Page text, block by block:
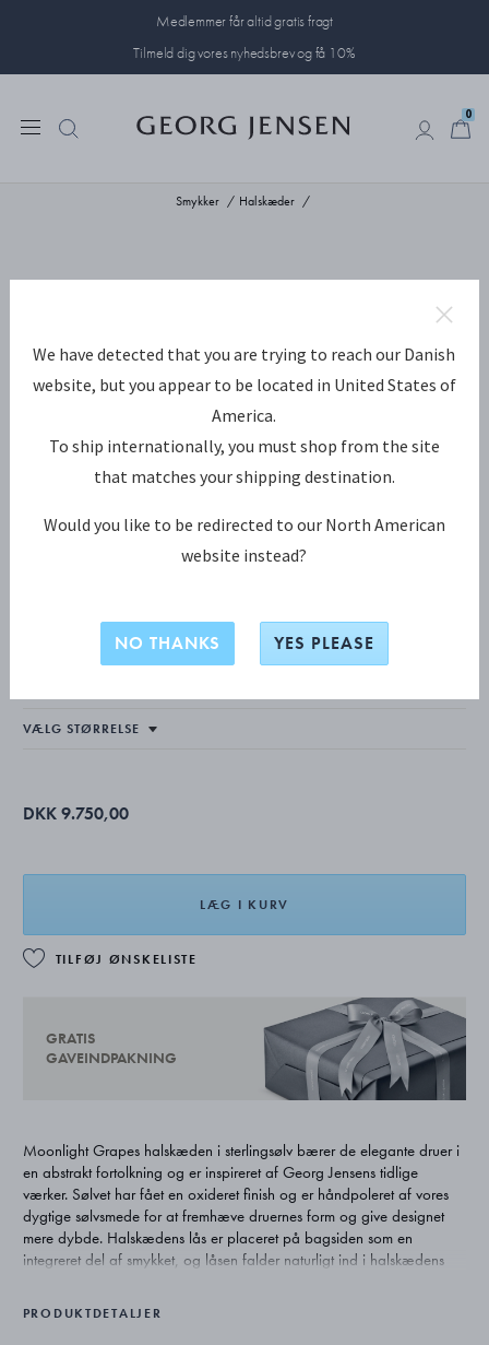
Medlemmer får altid gratis fragt
Tilmeld dig vores nyhedsbrev og få 10%
0
Smykker Halskæder
MOONLIGHT GRAPES halskæde
DKK 9.750,00
LÆG I KURV
TILFØJ ØNSKELISTE
GRATIS
GAVEINDPAKNING
Moonlight Grapes halskæden i sterlingsølv bærer de elegante druer i
en abstrakt fortolkning og er inspireret af Georg Jensens tidlige
værker. Sølvet har fået en oxideret finish og er håndpoleret af vores
dygtige sølvsmede for at fremhæve druernes form og give designet
mere dybde. Halskædens lås er placeret på bagsiden som en
integreret del af smykket, og låsen falder naturligt ind i halskædens
PRODUKTDETALJER
We have detected that you are trying to reach our Danish
website, but you appear to be located in United States of
America.
To ship internationally, you must shop from the site
that matches your shipping destination.
Would you like to be redirected to our North American
website instead?
NO THANKS YES PLEASE